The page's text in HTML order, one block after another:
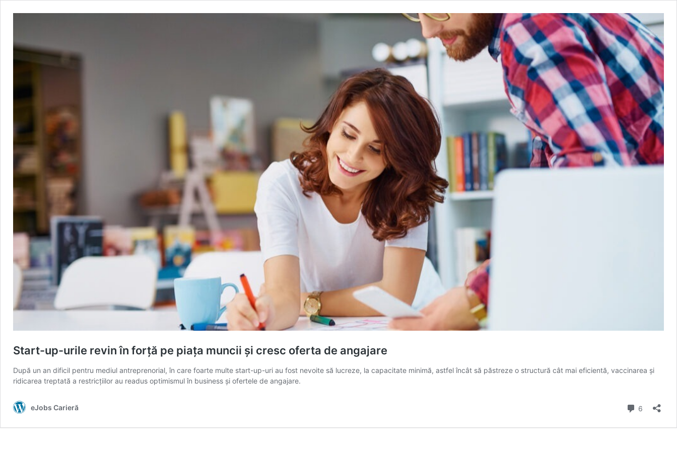
Start-up-urile revin în forță pe piața muncii și cresc oferta de angajare
După un an dificil pentru mediul antreprenorial, în care foarte multe start-up-uri au fost nevoite să lucreze, la capacitate minimă, astfel încât să păstreze o structură cât mai eficientă, vaccinarea și
ridicarea treptată a restricțiilor au readus optimismul în business și ofertele de angajare.
eJobs Carieră 6 Comments